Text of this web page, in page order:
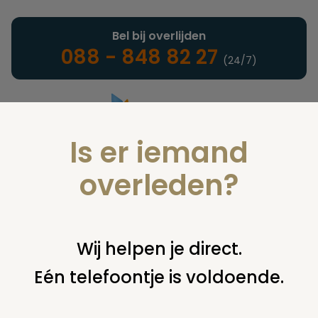
Landelijke uitvaartonderneming
Bel bij overlijden
088 - 848 82 27 (24/7)
U bent hier: home juridisch cremeren bijzetten of
crematieas ouders op essenhof
Is er iemand
overleden?
Wij helpen je direct.
Eén telefoontje is voldoende.